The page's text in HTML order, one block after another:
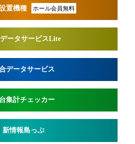
置機種 ホール会員無料
ータサービスLite
データサービス
集計チェッカー
新情報島っぷ